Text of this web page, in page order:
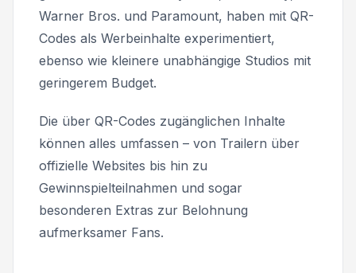
Warner Bros. und Paramount, haben mit QR-
Codes als Werbeinhalte experimentiert,
ebenso wie kleinere unabhängige Studios mit
geringerem Budget.
Die über QR-Codes zugänglichen Inhalte
können alles umfassen – von Trailern über
offizielle Websites bis hin zu
Gewinnspielteilnahmen und sogar
besonderen Extras zur Belohnung
aufmerksamer Fans.